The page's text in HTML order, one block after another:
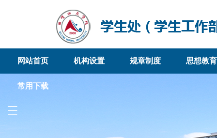
网站首页 机构设置 规章制度 思想教育
常用下载